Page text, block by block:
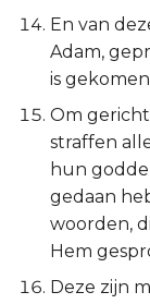
Hábakuk
Zefánja
Haggaï
Zacharía
Maleáchi
En van
Adam,
is
Om
straffen
hun
gedaan
woorden,
Hem
Deze zijn